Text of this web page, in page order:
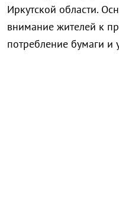
Иркутской области.
внимание жителей к
потребление бумаги и